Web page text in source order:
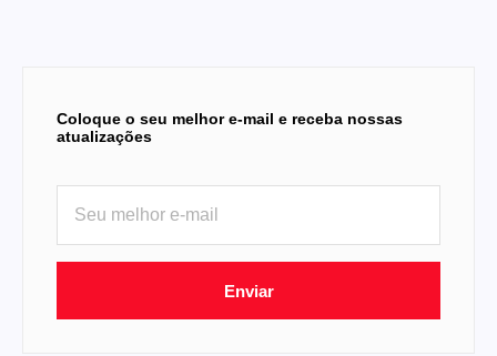
Coloque o seu melhor e-mail e receba nossas
atualizações
Enviar